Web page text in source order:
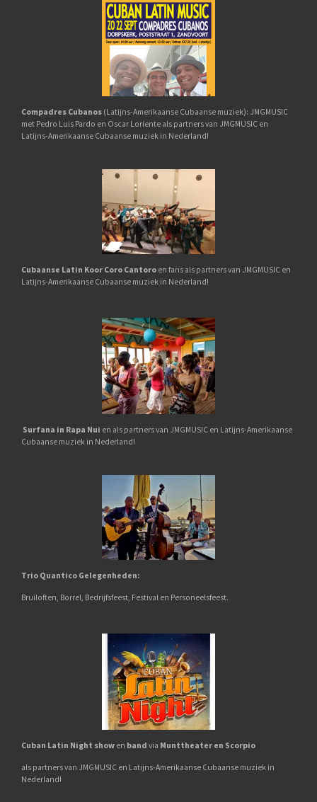
Compadres Cubanos (Latijns-Amerikaanse Cubaanse muziek): JMGMUSIC
met Pedro Luis Pardo en Oscar Loriente als partners van JMGMUSIC en
Latijns-Amerikaanse Cubaanse muziek in Nederland!
Cubaanse Latin Koor Coro Cantoro en fans als partners van JMGMUSIC en
Latijns-Amerikaanse Cubaanse muziek in Nederland!
Surfana in Rapa Nui en als partners van JMGMUSIC en Latijns-Amerikaanse
Cubaanse muziek in Nederland!
Trio Quantico Gelegenheden:
Bruiloften, Borrel, Bedrijfsfeest, Festival en Personeelsfeest.
Cuban Latin Night show en band via Munttheater en Scorpio
als partners van JMGMUSIC en Latijns-Amerikaanse Cubaanse muziek in
Nederland!